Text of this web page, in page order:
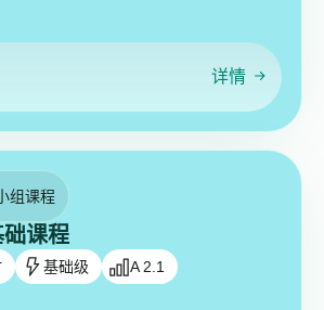
详情
组课程
课程
基础级 A 2.1